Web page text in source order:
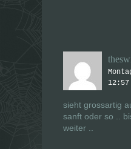
sieht grossartig
sanft oder so ..
weiter ..